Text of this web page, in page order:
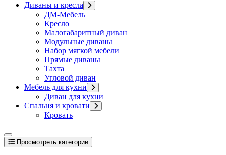
Диваны и кресла
ДМ-Мебель
Кресло
Малогабаритный диван
Модульные диваны
Набор мягкой мебели
Прямые диваны
Тахта
Угловой диван
Мебель для кухни
Диван для кухни
Спальня и кровати
Кровать
Просмотреть категории